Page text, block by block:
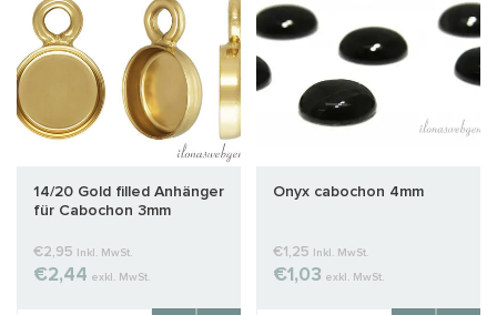
14/20 Gold filled Anhänger
für Cabochon 3mm
€2,95 Inkl. MwSt.
€2,44 exkl. MwSt.
Onyx cabochon 4mm
€1,25 Inkl. MwSt.
€1,03 exkl. MwSt.